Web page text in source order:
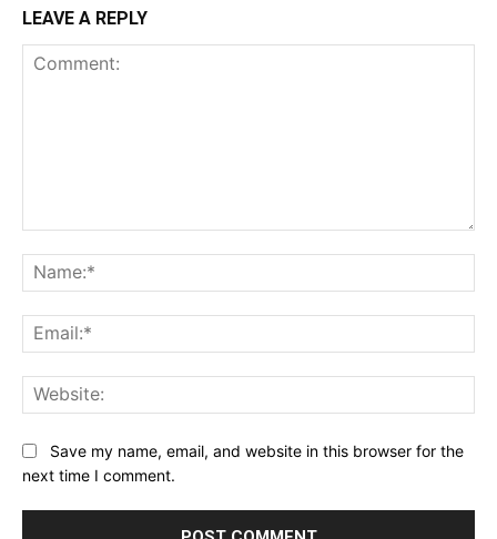
LEAVE A REPLY
Save my name, email, and website in this browser for the
next time I comment.